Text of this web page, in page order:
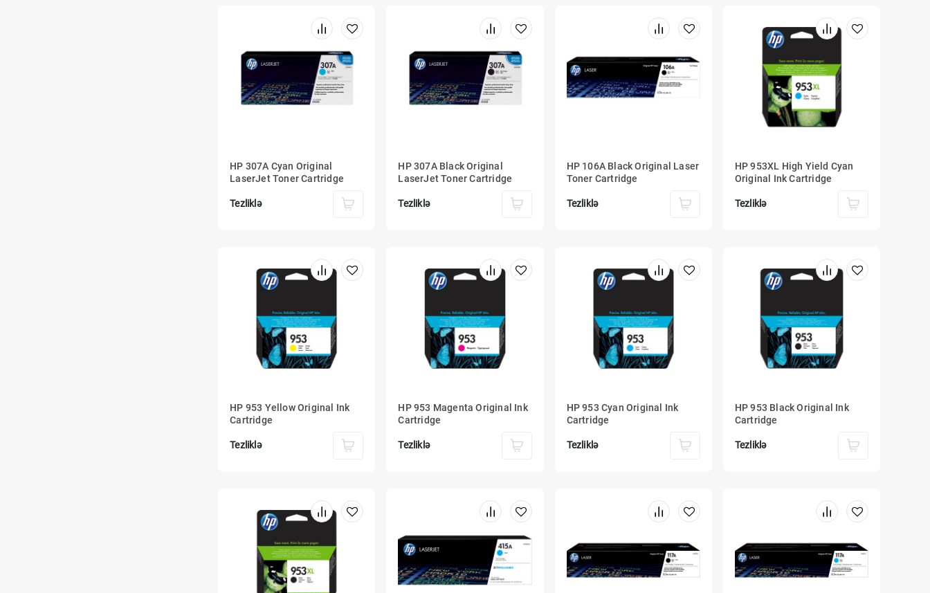
HP 307A Cyan Original
LaserJet Toner Cartridge
Tezliklə
HP 307A Black Original
LaserJet Toner Cartridge
Tezliklə
HP 106A Black Original Laser
Toner Cartridge
Tezliklə
HP 953XL High Yield Cyan
Original Ink Cartridge
Tezliklə
HP 953 Yellow Original Ink
Cartridge
Tezliklə
HP 953 Magenta Original Ink
Cartridge
Tezliklə
HP 953 Cyan Original Ink
Cartridge
Tezliklə
HP 953 Black Original Ink
Cartridge
Tezliklə